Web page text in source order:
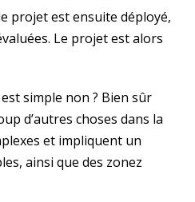
projet est ensuite déployé,
Le projet est alors
simple non ? Bien sûr
d’autres choses dans la
et impliquent un
ainsi que des zonez